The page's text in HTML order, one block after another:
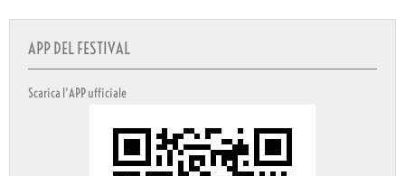
APP DEL FESTIVAL
Scarica l'APP ufficiale